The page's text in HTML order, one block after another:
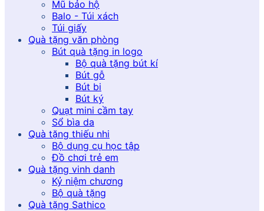
Mũ bảo hộ
Balo - Túi xách
Túi giấy
Quà tặng văn phòng
Bút quà tặng in logo
Bộ quà tặng bút kí
Bút gỗ
Bút bi
Bút ký
Quạt mini cầm tay
Sổ bìa da
Quà tặng thiếu nhi
Bộ dụng cụ học tập
Đồ chơi trẻ em
Quà tặng vinh danh
Kỷ niệm chương
Bộ quà tặng
Quà tặng Sathico